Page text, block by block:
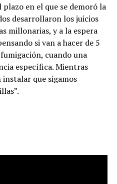
en el que se demoró la
desarrollaron los juicios
millonarias, y a la espera
si van a hacer de 5
cuando una
específica. Mientras
que sigamos